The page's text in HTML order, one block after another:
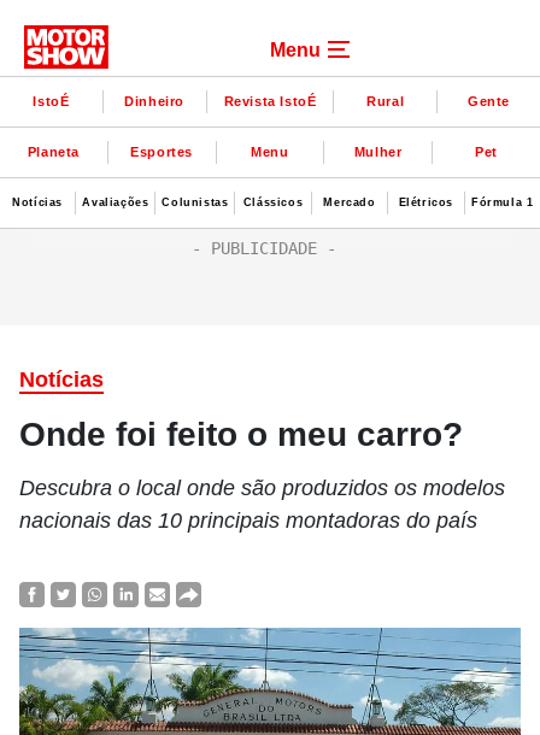
Menu
IstoÉ Dinheiro Revista IstoÉ Rural Gente
Planeta Esportes Menu Mulher Pet
Notícias Avaliações Colunistas Clássicos Mercado Elétricos Fórmula 1
Notícias
Onde foi feito o meu carro?
Descubra o local onde são produzidos os modelos
nacionais das 10 principais montadoras do país